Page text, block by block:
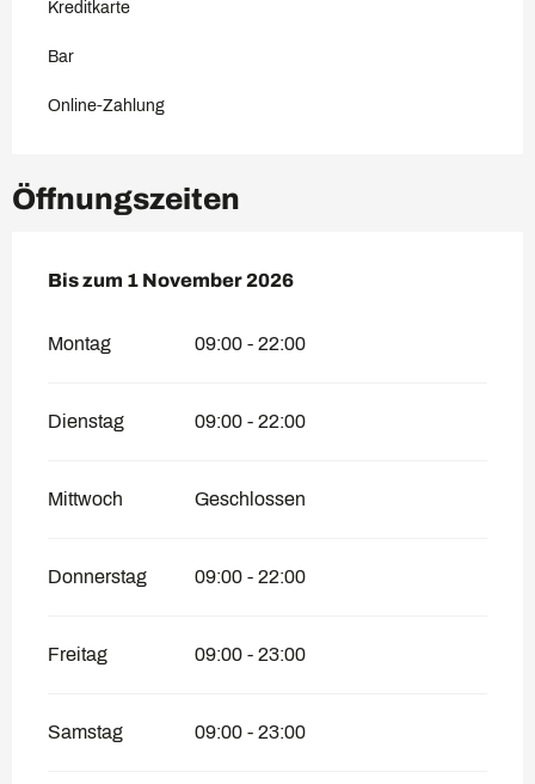
Kreditkarte
Bar
Online-Zahlung
Öffnungszeiten
vom1 Januar 2026bis zum
Bis zum 1 November 2026
Montag 09:00 - 22:00
Dienstag 09:00 - 22:00
Mittwoch Geschlossen
Donnerstag 09:00 - 22:00
Freitag 09:00 - 23:00
Samstag 09:00 - 23:00